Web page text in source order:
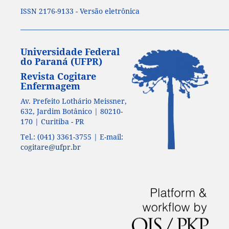
ISSN 2176-9133 - Versão eletrônica
Universidade Federal
do Paraná (UFPR)
Revista Cogitare
Enfermagem
Av. Prefeito Lothário Meissner,
632, Jardim Botânico | 80210-
170 | Curitiba - PR
Tel.: (041) 3361-3755 | E-mail:
cogitare@ufpr.br